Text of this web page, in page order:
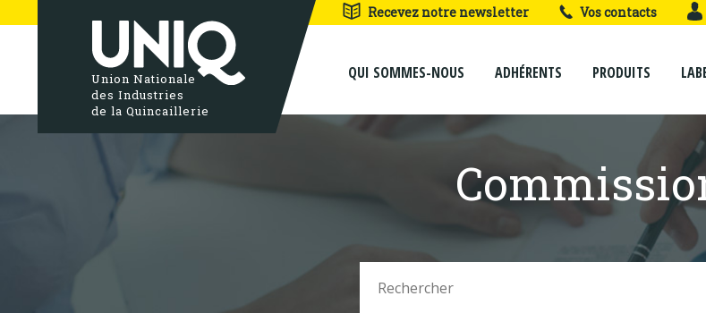
Union Nationale
des Industries
de la Quincaillerie
Recevez notre newsletter Vos contacts
QUI SOMMES-NOUS ADHÉRENTS PRODUITS